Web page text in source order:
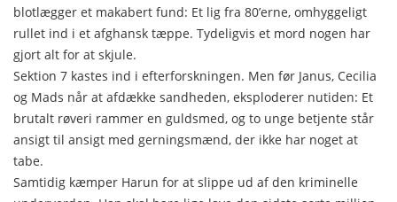
blotlægger et makabert fund: Et lig fra 80’erne, omhyggeligt
rullet ind i et afghansk tæppe. Tydeligvis et mord nogen har
gjort alt for at skjule.
Sektion 7 kastes ind i efterforskningen. Men før Janus, Cecilia
og Mads når at afdække sandheden, eksploderer nutiden: Et
brutalt røveri rammer en guldsmed, og to unge betjente står
ansigt til ansigt med gerningsmænd, der ikke har noget at
tabe.
Samtidig kæmper Harun for at slippe ud af den kriminelle